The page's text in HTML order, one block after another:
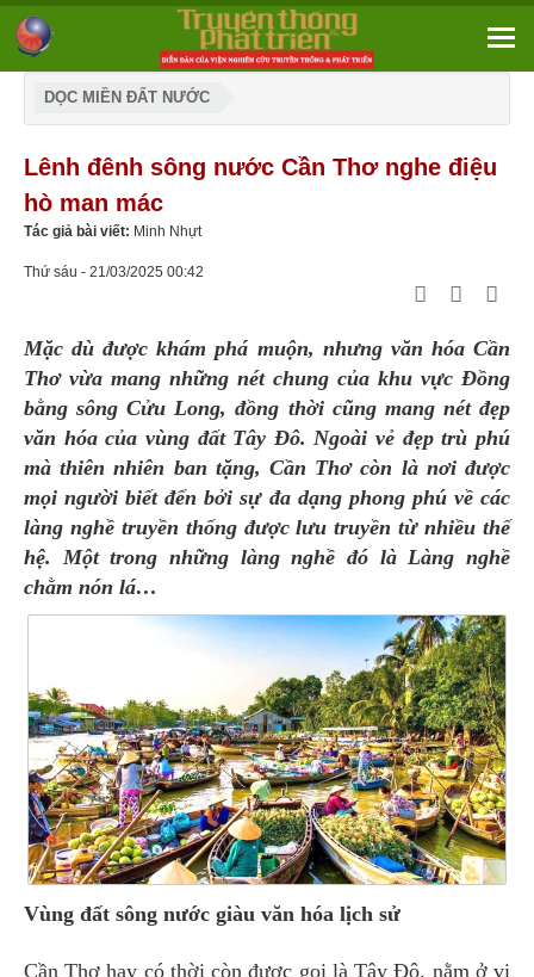
DỌC MIỀN ĐẤT NƯỚC
Lênh đênh sông nước Cần Thơ nghe điệu
hò man mác
Tác giả bài viết: Minh Nhựt
Thứ sáu - 21/03/2025 00:42
Mặc dù được khám phá muộn, nhưng văn hóa Cần
Thơ vừa mang những nét chung của khu vực Đồng
bằng sông Cửu Long, đồng thời cũng mang nét đẹp
văn hóa của vùng đất Tây Đô. Ngoài vẻ đẹp trù phú
mà thiên nhiên ban tặng, Cần Thơ còn là nơi được
mọi người biết đến bởi sự đa dạng phong phú về các
làng nghề truyền thống được lưu truyền từ nhiều thế
hệ. Một trong những làng nghề đó là Làng nghề
chằm nón lá…
Vùng đất sông nước giàu văn hóa lịch sử
Cần Thơ hay có thời còn được gọi là Tây Đô, nằm ở vị